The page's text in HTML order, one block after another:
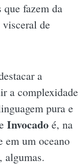
que fazem da
de
a
a complexidade
pura e
Invocado é, na
em um oceano
algumas.